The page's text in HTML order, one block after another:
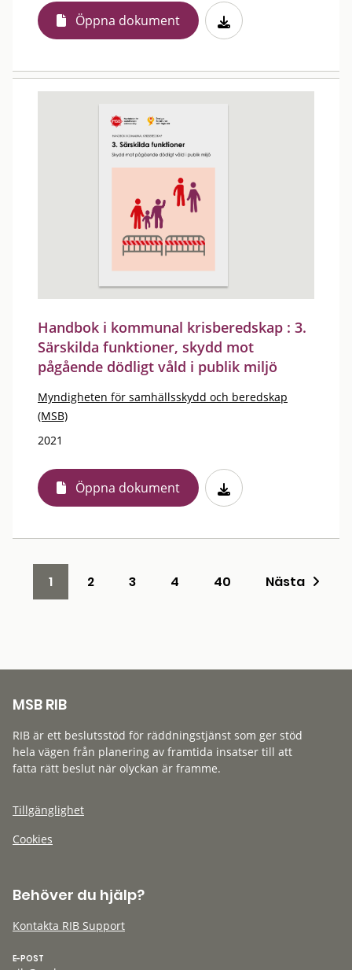
Öppna dokument
Handbok i kommunal krisberedskap : 3.
Särskilda funktioner, skydd mot
pågående dödligt våld i publik miljö
Myndigheten för samhällsskydd och beredskap
(MSB)
2021
Öppna dokument
1 2 3 4 40 Nästa
MSB RIB
RIB är ett beslutsstöd för räddningstjänst som ger stöd
hela vägen från planering av framtida insatser till att
fatta rätt beslut när olyckan är framme.
Tillgänglighet
Cookies
Behöver du hjälp?
Kontakta RIB Support
E-POST